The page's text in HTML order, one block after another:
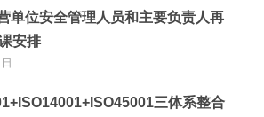
单位安全管理人员和主要负责人再
安排
三体系整合